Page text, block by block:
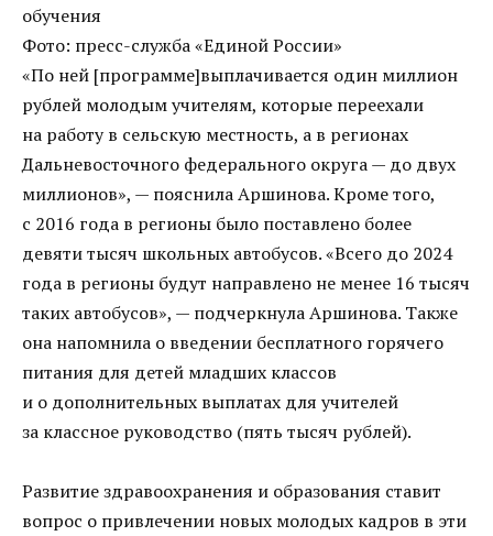
обучения
Фото: пресс-служба «Единой России»
«По ней [программе]выплачивается один миллион
рублей молодым учителям, которые переехали
на работу в сельскую местность, а в регионах
Дальневосточного федерального округа — до двух
миллионов», — пояснила Аршинова. Кроме того,
с 2016 года в регионы было поставлено более
девяти тысяч школьных автобусов. «Всего до 2024
года в регионы будут направлено не менее 16 тысяч
таких автобусов», — подчеркнула Аршинова. Также
она напомнила о введении бесплатного горячего
питания для детей младших классов
и о дополнительных выплатах для учителей
за классное руководство (пять тысяч рублей).
Развитие здравоохранения и образования ставит
вопрос о привлечении новых молодых кадров в эти